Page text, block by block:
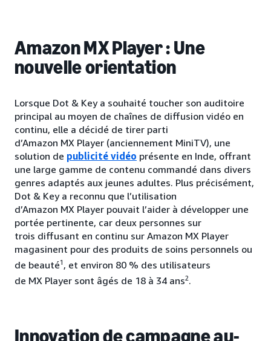
Amazon MX Player : Une
nouvelle orientation
Lorsque Dot & Key a souhaité toucher son auditoire
principal au moyen de chaînes de diffusion vidéo en
continu, elle a décidé de tirer parti
d’Amazon MX Player (anciennement MiniTV), une
solution de publicité vidéo présente en Inde, offrant
une large gamme de contenu commandé dans divers
genres adaptés aux jeunes adultes. Plus précisément,
Dot & Key a reconnu que l’utilisation
d’Amazon MX Player pouvait l’aider à développer une
portée pertinente, car deux personnes sur
trois diffusant en continu sur Amazon MX Player
magasinent pour des produits de soins personnels ou
de beauté1 , et environ 80 % des utilisateurs
de MX Player sont âgés de 18 à 34 ans2.
Innovation de campagne au-